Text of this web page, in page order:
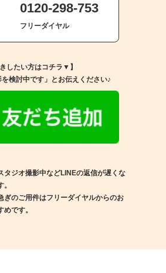
0120-298-753
フリーダイヤル
したい方はコチラ▼】
検討中です」とお伝えください♪
ジオ撮影中などLINEの返信が遅くな
ぎのご用件はフリーダイヤルからのお
です。